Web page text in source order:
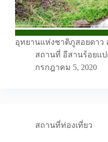
อุทยานแห่งชาติภูสอยดา
สถานที่ อีสานร้อยแป
กรกฎาคม 5, 2020
สถานที่ท่องเที่ยว